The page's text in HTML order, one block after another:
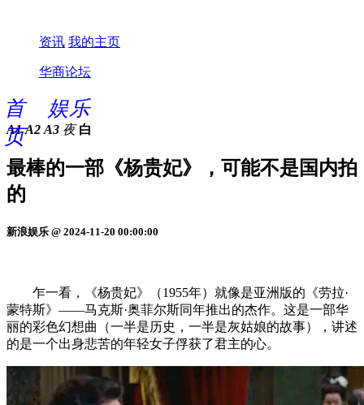
资讯 我的主页
华商论坛
首
页
娱乐
A1 A2 A3 夜 白
最棒的一部《杨贵妃》，可能不是国内拍
的
新浪娱乐 @ 2024-11-20 00:00:00
乍一看，《杨贵妃》（1955年）就像是亚洲版的《劳拉·
蒙特斯》——马克斯·奥菲尔斯同年推出的杰作。这是一部华
丽的彩色幻想曲（一半是历史，一半是灰姑娘的故事），讲述
的是一个出身悲苦的年轻女子俘获了君主的心。